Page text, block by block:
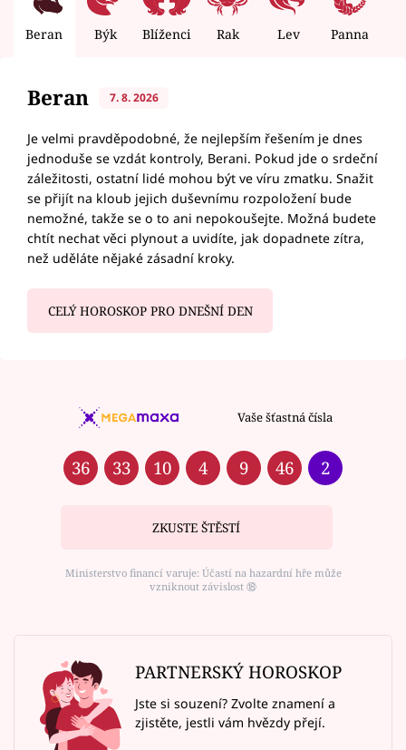
Beran Býk Blíženci Rak Lev Panna
Beran 7. 8. 2026
Je velmi pravděpodobné, že nejlepším řešením je dnes
jednoduše se vzdát kontroly, Berani. Pokud jde o srdeční
záležitosti, ostatní lidé mohou být ve víru zmatku. Snažit
se přijít na kloub jejich duševnímu rozpoložení bude
nemožné, takže se o to ani nepokoušejte. Možná budete
chtít nechat věci plynout a uvidíte, jak dopadnete zítra,
než uděláte nějaké zásadní kroky.
CELÝ HOROSKOP PRO DNEŠNÍ DEN
Vaše šťastná čísla
36 33 10 4 9 46 2
ZKUSTE ŠTĚSTÍ
Ministerstvo financí varuje: Účastí na hazardní hře může
vzniknout závislost ⑱
PARTNERSKÝ HOROSKOP
Jste si souzení? Zvolte znamení a
zjistěte, jestli vám hvězdy přejí.